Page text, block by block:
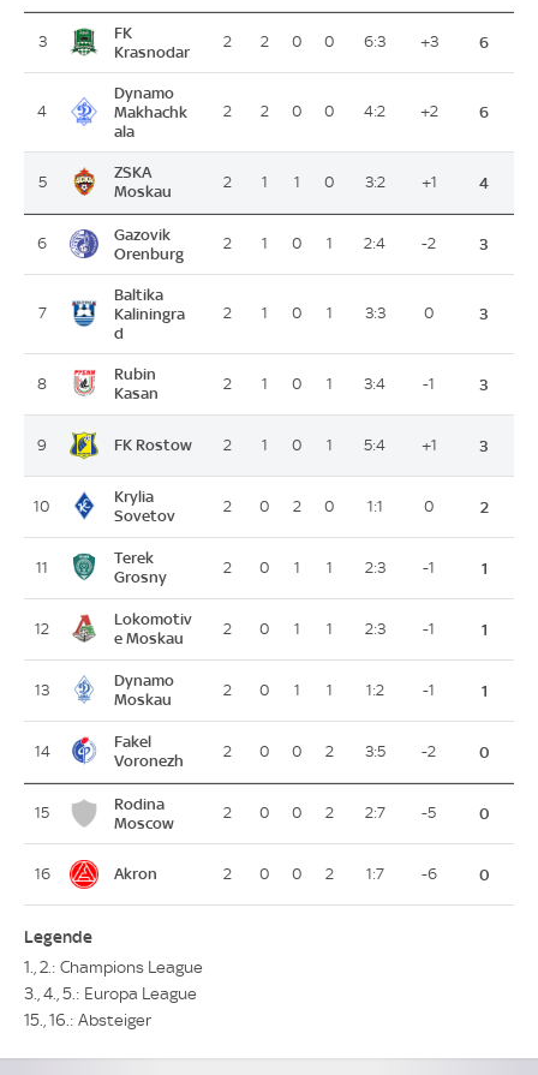
3
FK
Krasnodar
2 2 0 0 6:3 +3 6
4
Dynamo
Makhachk
ala
2 2 0 0 4:2 +2 6
5
ZSKA
Moskau
2 1 1 0 3:2 +1 4
6
Gazovik
Orenburg
2 1 0 1 2:4 -2 3
7
Baltika
Kaliningra
d
2 1 0 1 3:3 0 3
8
Rubin
Kasan
2 1 0 1 3:4 -1 3
9 FK Rostow 2 1 0 1 5:4 +1 3
10
Krylia
Sovetov
2 0 2 0 1:1 0 2
11
Terek
Grosny
2 0 1 1 2:3 -1 1
12
Lokomotiv
e Moskau
2 0 1 1 2:3 -1 1
13
Dynamo
Moskau
2 0 1 1 1:2 -1 1
14
Fakel
Voronezh
2 0 0 2 3:5 -2 0
15
Rodina
Moscow
2 0 0 2 2:7 -5 0
16 Akron 2 0 0 2 1:7 -6 0
Legende
1., 2.: Champions League
3., 4., 5.: Europa League
15., 16.: Absteiger